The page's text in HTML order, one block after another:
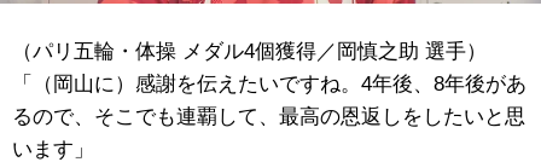
（パリ五輪・体操 メダル4個獲得／岡慎之助 選手）
「（岡山に）感謝を伝えたいですね。4年後、8年後があ
るので、そこでも連覇して、最高の恩返しをしたいと思
います」